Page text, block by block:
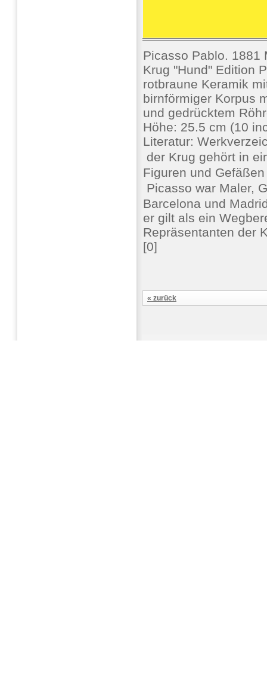
Picasso Pablo. 1881
Krug "Hund" Edition
rotbraune Keramik
birnförmiger Korpus
und gedrücktem
Höhe: 25.5 cm (10
Literatur:
 der Krug gehört in
Figuren und Gefäßen
Picasso war Maler,
Barcelona und
er gilt als ein
Repräsentanten der
[0]
« zurück